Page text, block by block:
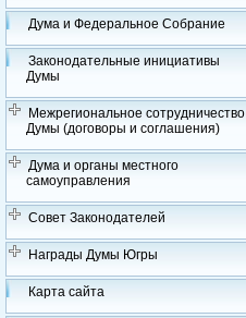
Дума и Федеральное Собрание
Законодательные инициативы
Думы
Межрегиональное сотрудничество
Думы (договоры и соглашения)
Дума и органы местного
самоуправления
Совет Законодателей
Награды Думы Югры
Карта сайта